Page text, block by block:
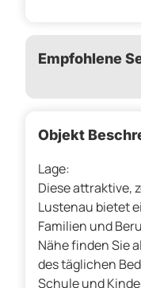
Empfohlene
Objekt
Lage:
Diese attraktive,
Lustenau bietet
Familien und
Nähe finden Sie
des täglichen
Schule und